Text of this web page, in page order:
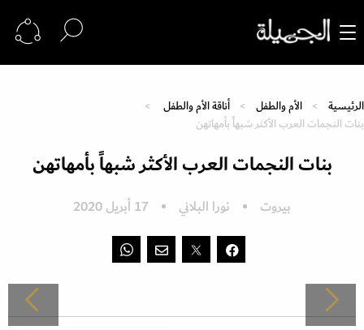
الرئيسية الأم والطفل
أناقة الأم والطفل
بنات النجمات العرب الأكثر شبهاً بأمهاتهن
بنات النجمات العرب الأكثر شبهاً بأمهاتهن
بيروت نورا البلاني 17 أبريل 2020